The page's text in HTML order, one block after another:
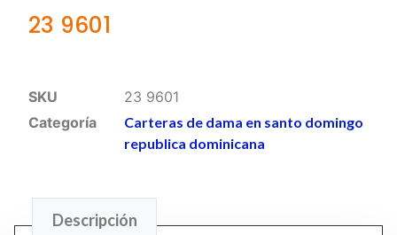
23 9601
SKU
23 9601
Categoría
Carteras de dama en santo domingo
republica dominicana
Descripción